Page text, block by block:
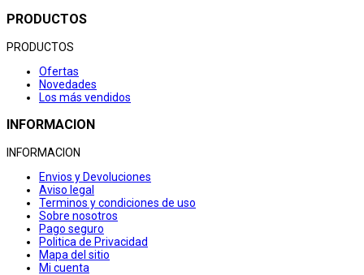
PRODUCTOS
PRODUCTOS
Ofertas
Novedades
Los más vendidos
INFORMACION
INFORMACION
Envios y Devoluciones
Aviso legal
Terminos y condiciones de uso
Sobre nosotros
Pago seguro
Politica de Privacidad
Mapa del sitio
Mi cuenta